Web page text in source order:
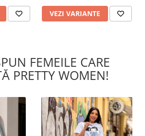
VEZI VARIANTE
FEMEILE CARE
PRETTY WOMEN!